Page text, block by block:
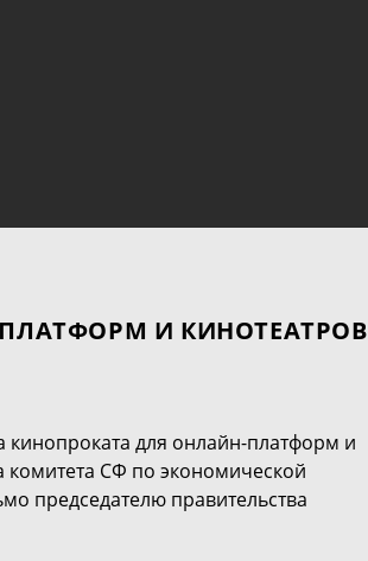
И КИНОТЕАТРОВ
для онлайн-платформ и
комитета СФ по экономической
председателю правительства